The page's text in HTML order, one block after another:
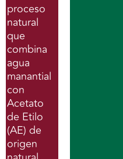
proceso
natural
que
combina
agua
manantial
con
Acetato
de Etilo
(AE) de
origen